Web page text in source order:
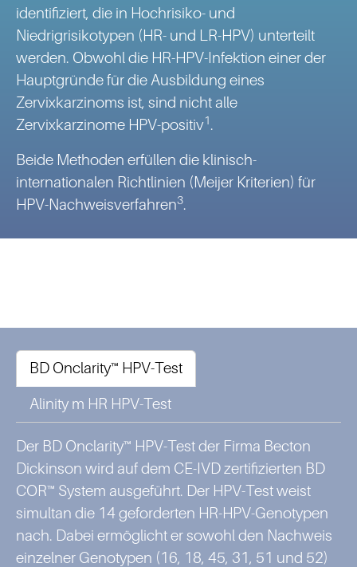
identifiziert, die in Hochrisiko- und
Niedrigrisikotypen (HR- und LR-HPV) unterteilt
werden. Obwohl die HR-HPV-Infektion einer der
Hauptgründe für die Ausbildung eines
Zervixkarzinoms ist, sind nicht alle
Zervixkarzinome HPV-positiv1.
Beide Methoden erfüllen die klinisch-
internationalen Richtlinien (Meijer Kriterien) für
HPV-Nachweisverfahren3.
BD Onclarity™ HPV-Test
Alinity m HR HPV-Test
Der BD Onclarity™ HPV-Test der Firma Becton
Dickinson wird auf dem CE-IVD zertifizierten BD
COR™ System ausgeführt. Der HPV-Test weist
simultan die 14 geforderten HR-HPV-Genotypen
nach. Dabei ermöglicht er sowohl den Nachweis
einzelner Genotypen (16, 18, 45, 31, 51 und 52)